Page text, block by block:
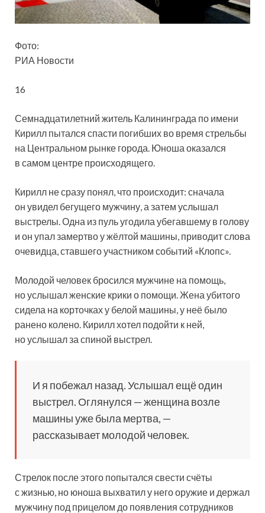
Фото:
РИА Новости
16
Семнадцатилетний житель Калининграда по имени
Кирилл пытался спасти погибших во время стрельбы
на Центральном рынке города. Юноша оказался
в самом центре происходящего.
Кирилл не сразу понял, что происходит: сначала
он увидел бегущего мужчину, а затем услышал
выстрелы. Одна из пуль угодила убегавшему в голову
и он упал замертво у жёлтой машины, приводит слова
очевидца, ставшего участником событий «Клопс».
Молодой человек бросился мужчине на помощь,
но услышал женские крики о помощи. Жена убитого
сидела на корточках у белой машины, у неё было
ранено колено. Кирилл хотел подойти к ней,
но услышал за спиной выстрел.
И я побежал назад. Услышал ещё один
выстрел. Оглянулся — женщина возле
машины уже была мертва, —
рассказывает молодой человек.
Стрелок после этого попытался свести счёты
с жизнью, но юноша выхватил у него оружие и держал
мужчину под прицелом до появления сотрудников